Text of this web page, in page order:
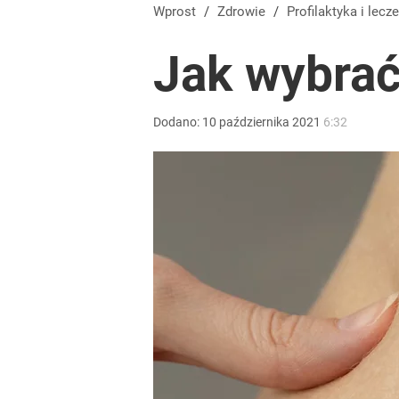
Wprost / Zdrowie / Profilaktyka i
Jak
Dodano: 10 października 2021 6:32